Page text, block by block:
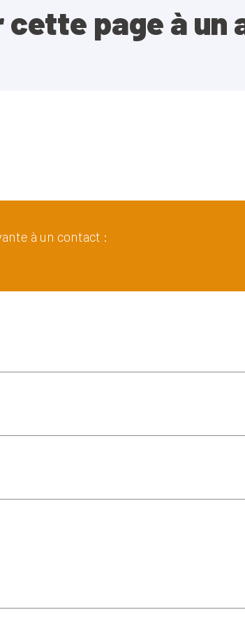
cette page à un
à un contact :